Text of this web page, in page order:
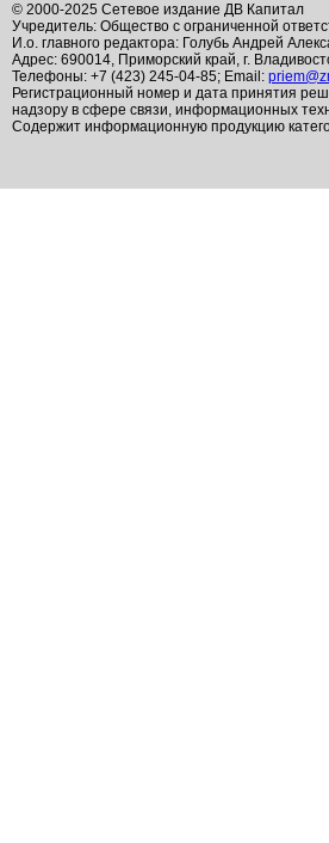
© 2000-2025 Сетевое издание ДВ Капитал
Учредитель: Общество с ограниченной
И.о. главного редактора: Голубь Андрей
Адрес: 690014, Приморский край, г.
Телефоны: +7 (423) 245-04-85; Email:
Регистрационный номер и дата принятия
надзору в сфере связи, информационных
Содержит информационную продукцию